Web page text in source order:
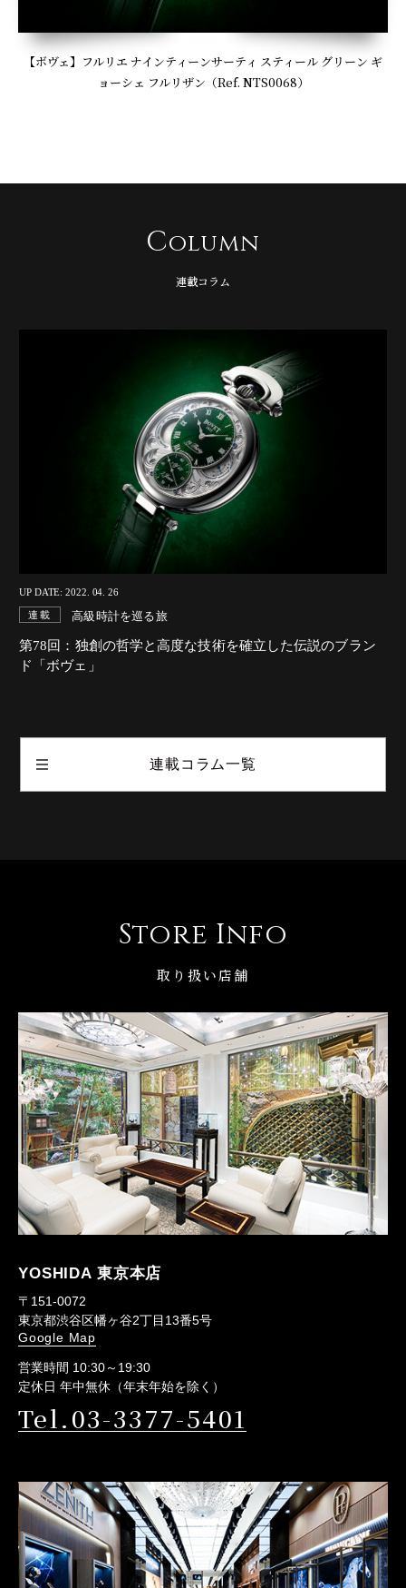
【ボヴェ】フルリエ ナインティーンサーティ スティール グリーン ギ
ョーシェ フルリザン（Ref. NTS0068）
Column
連載コラム
UP DATE: 2022. 04. 26
連載 高級時計を巡る旅
第78回：独創の哲学と高度な技術を確立した伝説のブラン
ド「ボヴェ」
連載コラム一覧
Store Info
取り扱い店舗
YOSHIDA 東京本店
〒151-0072
東京都渋谷区幡ヶ谷2丁目13番5号
Google Map
営業時間 10:30～19:30
定休日 年中無休（年末年始を除く）
Tel.03-3377-5401